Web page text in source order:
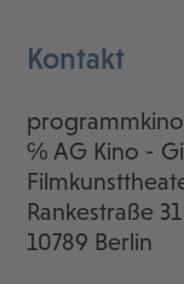
Kontakt
℅ AG Kino -
Rankestraße 31
10789 Berlin